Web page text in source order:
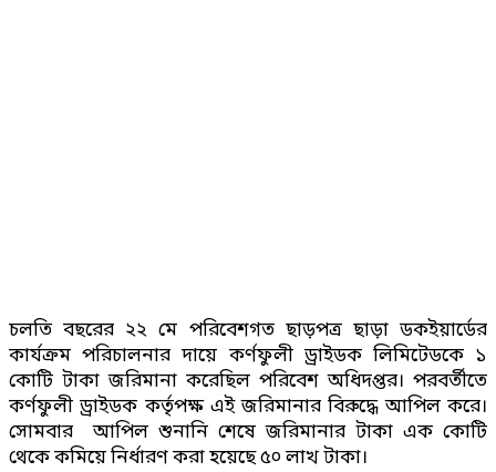
চলতি বছরের ২২ মে পরিবেশগত ছাড়পত্র ছাড়া ডকইয়ার্ডের
কার্যক্রম পরিচালনার দায়ে কর্ণফুলী ড্রাইডক লিমিটেডকে ১
কোটি টাকা জরিমানা করেছিল পরিবেশ অধিদপ্তর। পরবর্তীতে
কর্ণফুলী ড্রাইডক কর্তৃপক্ষ এই জরিমানার বিরুদ্ধে আপিল করে।
সোমবার আপিল শুনানি শেষে জরিমানার টাকা এক কোটি
থেকে কমিয়ে নির্ধারণ করা হয়েছে ৫০ লাখ টাকা।